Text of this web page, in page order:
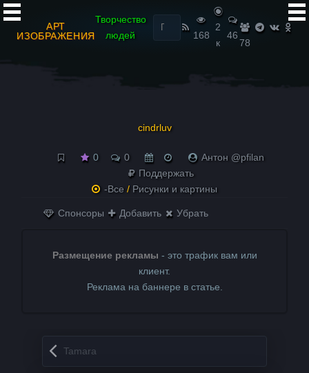
АРТ
ИЗОБРАЖЕНИЯ
Творчество
людей
Найти:
168
2
к
46
78
cindrluv
0 0
Антон @pfilan
Поддержать
-Все / Рисунки и картины
Спонсоры Добавить Убрать
Размещение рекламы - это трафик вам или
клиент.
Реклама на баннере в статье.
Запись навигация
Tamara